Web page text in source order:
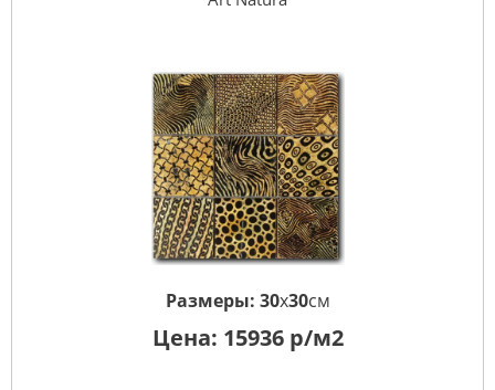
Размеры: 30x30см
Цена: 15936р/м2